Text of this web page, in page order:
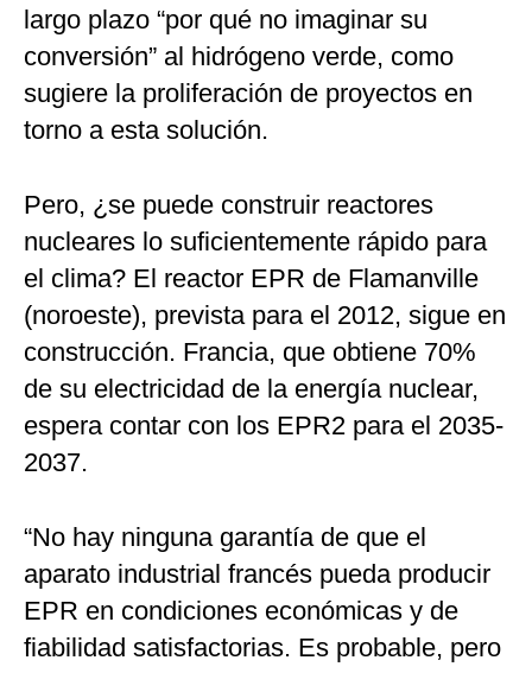
largo plazo “por qué no imaginar su
conversión” al hidrógeno verde, como
sugiere la proliferación de proyectos en
torno a esta solución.
Pero, ¿se puede construir reactores
nucleares lo suficientemente rápido para
el clima? El reactor EPR de Flamanville
(noroeste), prevista para el 2012, sigue en
construcción. Francia, que obtiene 70%
de su electricidad de la energía nuclear,
espera contar con los EPR2 para el 2035-
2037.
“No hay ninguna garantía de que el
aparato industrial francés pueda producir
EPR en condiciones económicas y de
fiabilidad satisfactorias. Es probable, pero